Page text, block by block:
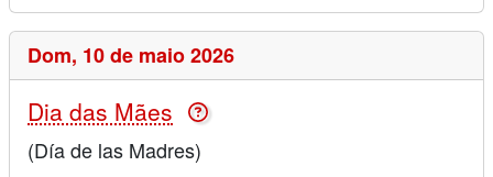
Dom, 10 de maio 2026
Dia das Mães
(Día de las Madres)